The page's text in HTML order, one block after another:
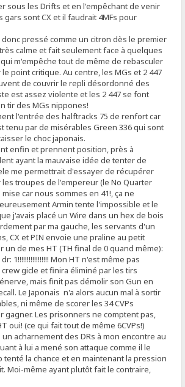
sous les Drifts et en l'empêchant de venir
gars sont CX et il faudrait 4MFs pour
pressé comme un citron dès le premier
calme et fait seulement face à quelques
m'empêche tout de même de rebasculer
point critique. Au centre, les MGs et 2 447
de couvrir le repli désordonné des
est assez violente et les 2 447 se font
tir des MGs nippones!
l'entrée des halftracks 75 de renfort car
tenu par de misérables Green 336 qui sont
le choc japonais.
enfin et prennent position, près à
ayant la mauvaise idée de tenter de
me permettrait d'essayer de récupérer
troupes de l'empereur (le No Quarter
car nous sommes en 41!, ça ne
Armin tente l'impossible et le
j'avais placé un Wire dans un hex de bois
par ma gauche, les servants d'un
CX et PIN envoie une praline au petit
un de mes HT (TH final de 0 quand même):
1!!!!!!!!!!!!!!!!! Mon HT n'est même pas
gicle et finira éliminé par les tirs
mais finit pas démolir son Gun en
Le Japonais n'a alors aucun mal à sortir
ni même de scorer les 34 CVPs
gagner. Les prisonners ne comptent pas,
oui! (ce qui fait tout de même 6CVPs!)
acharnement des DRs à mon encontre au
à lui a mené son attaque comme il le
tenté la chance et en maintenant la pression
Moi-même ayant plutôt fait le contraire,